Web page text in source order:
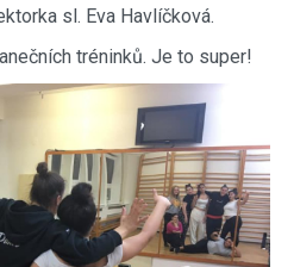
sl. Eva Havlíčková.
tréninků. Je to super!